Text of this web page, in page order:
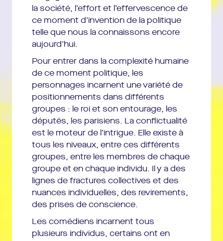
Dramaturgie :Marion Boudier
Collaboration artistique :Marie Piemontese, Philippe
Carbonneaux
Conseiller historique :
Lambert
Assistants Forces vives :David Charier, Lucia Trotta
Assistante à la mise en scène :Lucia Trotta
Direction technique :Emmanuel Abate
Construction décors :Ateliers de Nanterre-
Amandiers
Construction mobilier: Thomas Ramon – Artom
Régie lumière: Julien Chatenet ou Gwendal Malard
Régie son :Grégoire Leymarie ou Philippe Perrin
Régie plateau :Jean-Pierre Costanziello ou Ludovic
Velon, Mathieu Mironnet, Pierre-Yves Le Borgne
Habilleuses : Claire Lezer ou Siegrid Petit-Imbert,
Lise Crétiaux
Electricien :Laurent Berger
la société, l’effort et l’effervescence de
ce moment d’invention de la politique
telle que nous la connaissons encore
aujourd’hui.
Pour entrer dans la complexité humaine
de ce moment politique, les
personnages incarnent une variété de
positionnements dans différents
groupes : le roi et son entourage, les
députés, les parisiens. La conflictualité
est le moteur de l’intrigue. Elle existe à
tous les niveaux, entre ces différents
groupes, entre les membres de chaque
groupe et en chaque individu. Il y a des
lignes de fractures collectives et des
nuances individuelles, des revirements,
des prises de conscience.
Les comédiens incarnent tous
plusieurs individus, certains ont en